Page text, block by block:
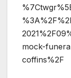
mock-
coffins%2F